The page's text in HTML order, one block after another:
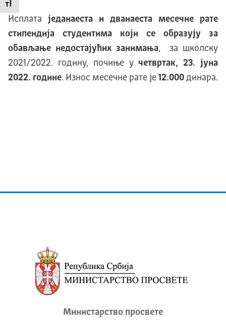
Промени величину слова
Исплата једанаеста и дванаеста месечне рате
стипендија студентима који се образују за
обављање недостајућих занимања, за школску
2021/2022. годину, почиње учетвртак, 23. јуна
2022. године. Износ месечне рате је 12.000 динара.
Министарство просвете